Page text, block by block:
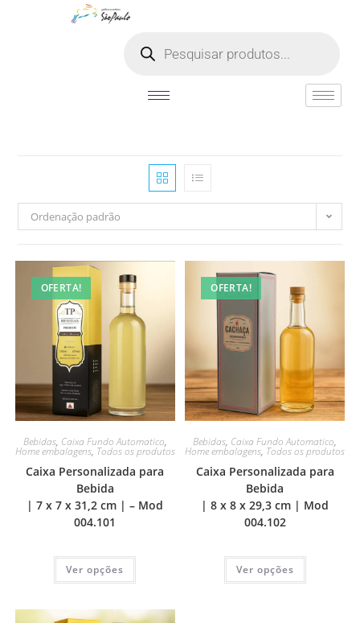
Ordenação padrão
OFERTA!
Bebidas, Caixa Fundo Automatico,
Home embalagens, Todos os produtos
Caixa Personalizada para
Bebida
| 7 x 7 x 31,2 cm | – Mod
004.101
Ver opções
OFERTA!
Bebidas, Caixa Fundo Automatico,
Home embalagens, Todos os produtos
Caixa Personalizada para
Bebida
| 8 x 8 x 29,3 cm | Mod
004.102
Ver opções